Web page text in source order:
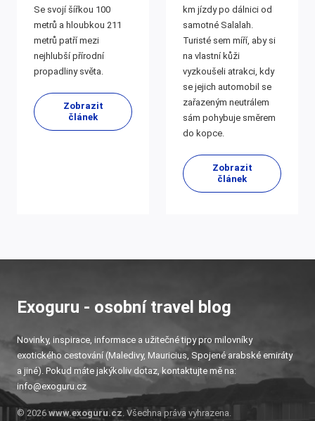
Se svojí šířkou 100
metrů a hloubkou 211
metrů patří mezi
nejhlubší přírodní
propadliny světa.
Zobrazit
článek
km jízdy po dálnici od
samotné Salalah.
Turisté sem míří, aby si
na vlastní kůži
vyzkoušeli atrakci, kdy
se jejich automobil se
zařazeným neutrálem
sám pohybuje směrem
do kopce.
Zobrazit
článek
Exoguru - osobní travel blog
Novinky, inspirace, informace a užitečné tipy pro milovníky
exotického cestování (Maledivy, Mauricius, Spojené arabské emiráty
a jiné). Pokud máte jakýkoliv dotaz, kontaktujte mě na:
info@exoguru.cz
© 2026www.exoguru.cz . Všechna práva vyhrazena.